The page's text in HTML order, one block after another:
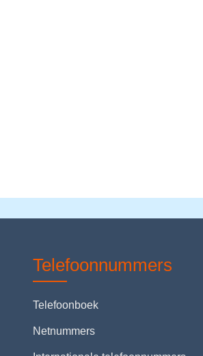
Telefoonnummers
Telefoonboek
Netnummers